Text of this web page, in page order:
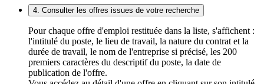
4. Consulter les offres issues de votre recherche
Pour chaque offre d'emploi restituée dans la liste, s'affichent :
l'intitulé du poste, le lieu de travail, la nature du contrat et la
durée de travail, le nom de l'entreprise si précisé, les 200
premiers caractères du descriptif du poste, la date de
publication de l'offre.